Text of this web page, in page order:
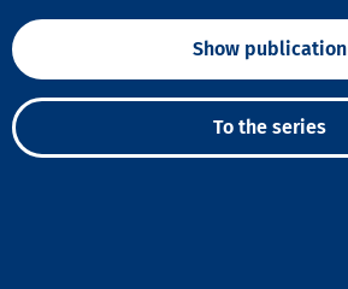
Show publication
To the series